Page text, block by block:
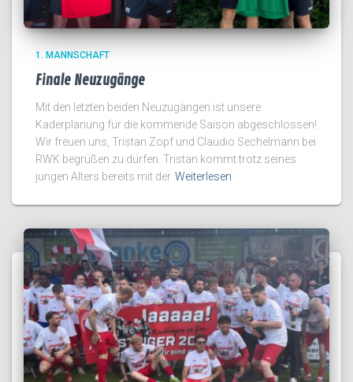
1. MANNSCHAFT
Finale Neuzugänge
Mit den letzten beiden Neuzugängen ist unsere
Kaderplanung für die kommende Saison abgeschlossen!
Wir freuen uns, Tristan Zopf und Claudio Sechelmann bei
RWK begrüßen zu dürfen. Tristan kommt trotz seines
jungen Alters bereits mit der Weiterlesen